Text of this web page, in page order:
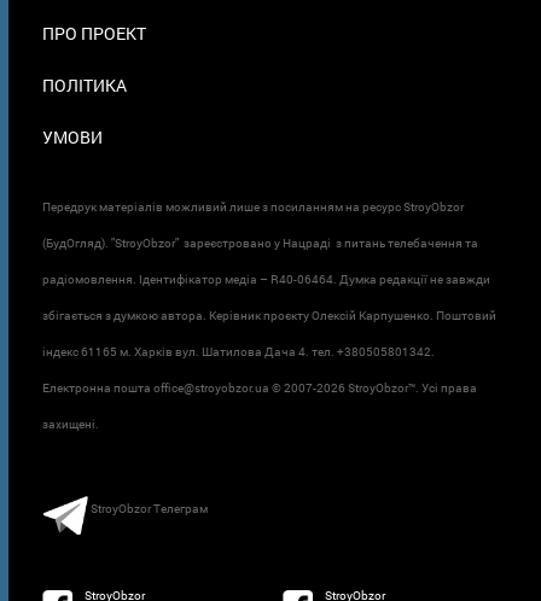
ПРО ПРОЕКТ
ПОЛІТИКА
УМОВИ
Передрук матеріалів можливий лише з посиланням на ресурс StroyObzor
(БудОгляд). "StroyObzor" зареєстровано у Нацраді з питань телебачення та
радіомовлення. Ідентифікатор медіа – R40-06464. Думка редакції не завжди
збігається з думкою автора. Керівник проєкту Олексій Карпушенко. Поштовий
індекс 61165 м. Харків вул. Шатилова Дача 4. тел. +380505801342.
Електронна пошта office@stroyobzor.ua © 2007-2026 StroyObzor™. Усі права
захищені.
StroyObzor Телеграм
StroyObzor StroyObzor